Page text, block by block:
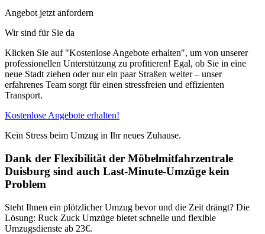
Angebot jetzt anfordern
Wir sind für Sie da
Klicken Sie auf "Kostenlose Angebote erhalten", um von unserer
professionellen Unterstützung zu profitieren! Egal, ob Sie in eine
neue Stadt ziehen oder nur ein paar Straßen weiter – unser
erfahrenes Team sorgt für einen stressfreien und effizienten
Transport.
Kostenlose Angebote erhalten!
Kein Stress beim Umzug in Ihr neues Zuhause.
Dank der Flexibilität der Möbelmitfahrzentrale
Duisburg sind auch Last-Minute-Umzüge kein
Problem
Steht Ihnen ein plötzlicher Umzug bevor und die Zeit drängt? Die
Lösung: Ruck Zuck Umzüge bietet schnelle und flexible
Umzugsdienste ab 23€.